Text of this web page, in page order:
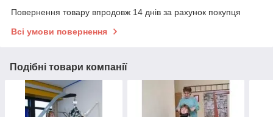
Повернення товару впродовж 14 днів за рахунок покупця
Всі умови повернення
Подібні товари компанії